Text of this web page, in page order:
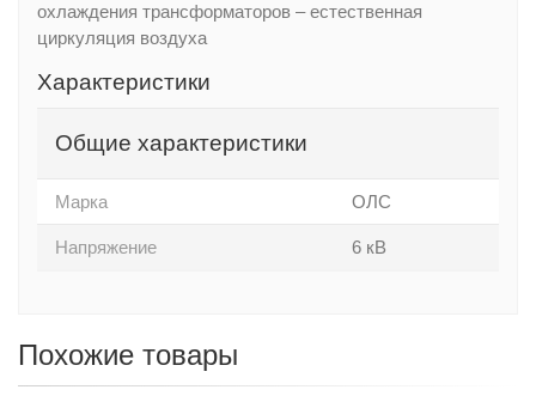
охлаждения трансформаторов – естественная
циркуляция воздуха
Характеристики
Общие характеристики
Марка ОЛС
Напряжение 6 кВ
Похожие товары